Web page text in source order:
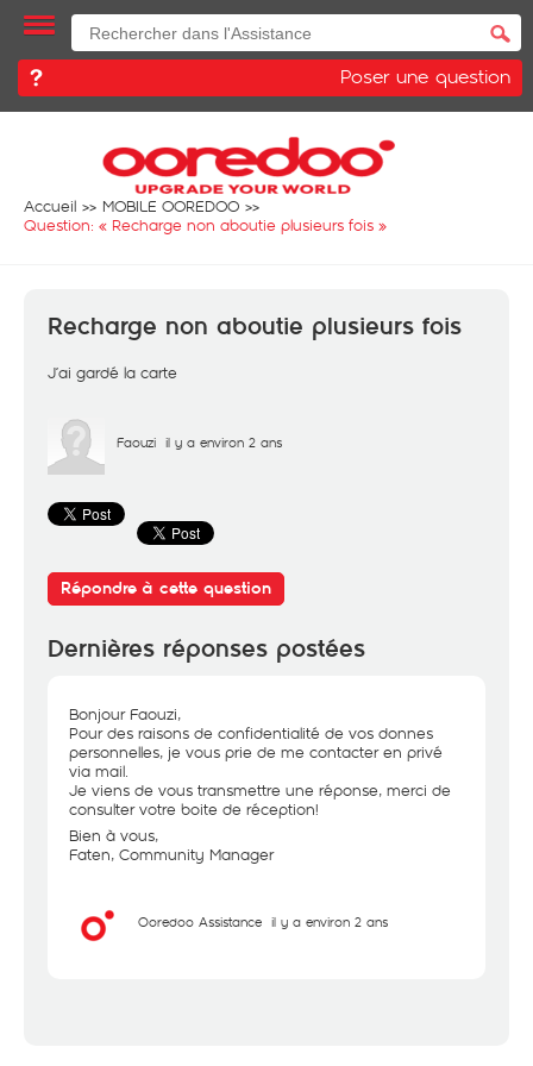
Poser une question
Accueil
MOBILE OOREDOO
Question: « Recharge non aboutie plusieurs fois »
Recharge non aboutie plusieurs fois
J’ai gardé la carte
Faouzi il y a environ 2 ans
Répondre à cette question
Dernières réponses postées
Bonjour Faouzi,
Pour des raisons de confidentialité de vos donnes
personnelles, je vous prie de me contacter en privé
via mail.
Je viens de vous transmettre une réponse, merci de
consulter votre boite de réception!
Bien à vous,
Faten, Community Manager
Ooredoo Assistance il y a environ 2 ans